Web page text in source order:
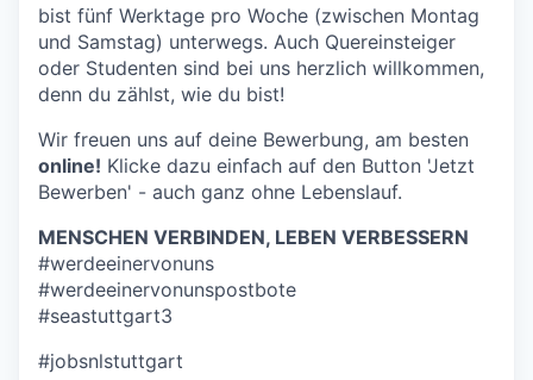
bist fünf Werktage pro Woche (zwischen Montag
und Samstag) unterwegs. Auch Quereinsteiger
oder Studenten sind bei uns herzlich willkommen,
denn du zählst, wie du bist!
Wir freuen uns auf deine Bewerbung, am besten
online! Klicke dazu einfach auf den Button 'Jetzt
Bewerben' - auch ganz ohne Lebenslauf.
MENSCHEN VERBINDEN, LEBEN VERBESSERN
#werdeeinervonuns
#werdeeinervonunspostbote
#seastuttgart3
#jobsnlstuttgart